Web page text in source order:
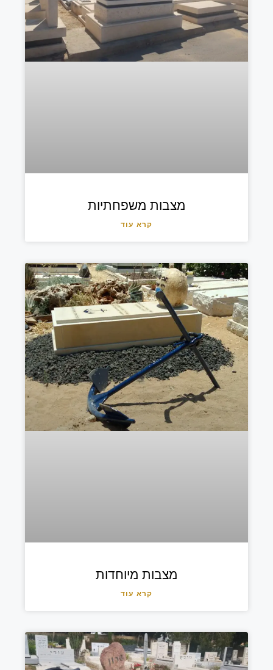
מצבות משפחתיות
קרא עוד
מצבות מיוחדות
קרא עוד